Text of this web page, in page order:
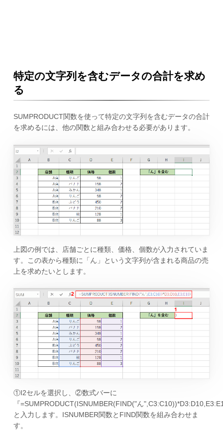
特定の文字列を含むデータの合計を求め
る
SUMPRODUCT関数を使って特定の文字列を含むデータの合計
を求めるには、他の関数と組み合わせる必要があります。
上図の例では、店舗ごとに種類、価格、個数が入力されていま
す。この表から種類に「ん」という文字列が含まれる商品の売
上を求めたいとします。
①I2セルを選択し、②数式バーに
『=SUMPRODUCT(ISNUMBER(FIND("ん
と入力します。ISNUMBER関数とFIND関数を組み合わせま
す。